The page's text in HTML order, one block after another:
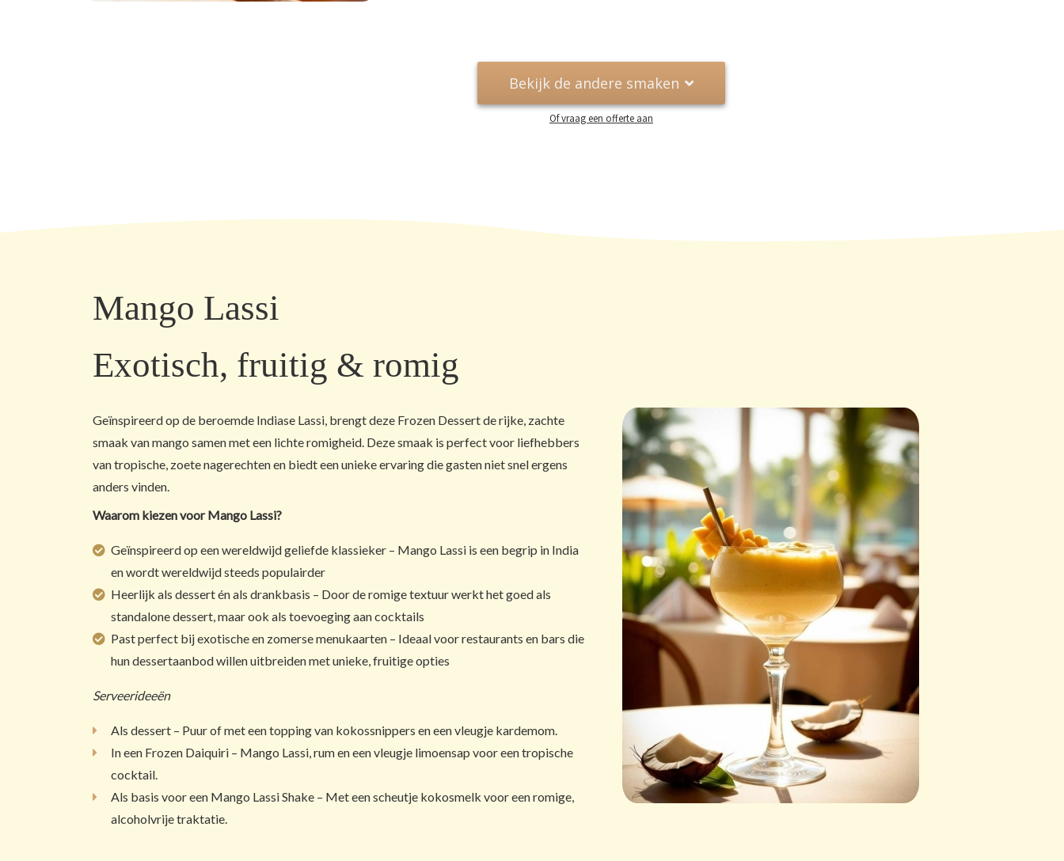
Bekijk de andere smaken
Of vraag een offerte aan
Mango Lassi
Exotisch, fruitig & romig
Geïnspireerd op de beroemde Indiase Lassi, brengt deze Frozen Dessert de rijke, zachte
smaak van mango samen met een lichte romigheid. Deze smaak is perfect voor liefhebbers
van tropische, zoete nagerechten en biedt een unieke ervaring die gasten niet snel ergens
anders vinden.
Waarom kiezen voor Mango Lassi?
Geïnspireerd op een wereldwijd geliefde klassieker – Mango Lassi is een begrip in India
en wordt wereldwijd steeds populairder
Heerlijk als dessert én als drankbasis – Door de romige textuur werkt het goed als
standalone dessert, maar ook als toevoeging aan cocktails
Past perfect bij exotische en zomerse menukaarten – Ideaal voor restaurants en bars die
hun dessertaanbod willen uitbreiden met unieke, fruitige opties
Serveerideeën
Als dessert – Puur of met een topping van kokossnippers en een vleugje kardemom.
In een Frozen Daiquiri – Mango Lassi, rum en een vleugje limoensap voor een tropische
cocktail.
Als basis voor een Mango Lassi Shake – Met een scheutje kokosmelk voor een romige,
alcoholvrije traktatie.